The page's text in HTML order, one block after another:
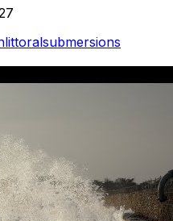
littoralsubmersions